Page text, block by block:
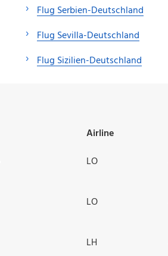
Flug Serbien-Deutschland
Flug Sevilla-Deutschland
Flug Sizilien-Deutschland
Airline
LO
LO
LH